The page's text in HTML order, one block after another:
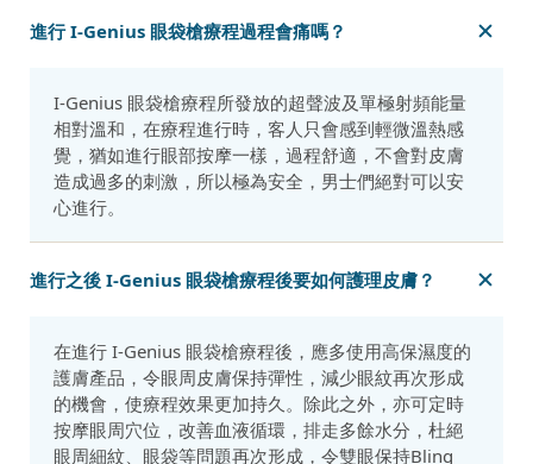
進行 I-Genius 眼袋槍療程過程會痛嗎？
I-Genius 眼袋槍療程所發放的超聲波及單極射頻能量
相對溫和，在療程進行時，客人只會感到輕微溫熱感
覺，猶如進行眼部按摩一樣，過程舒適，不會對皮膚
造成過多的刺激，所以極為安全，男士們絕對可以安
心進行。
進行之後 I-Genius 眼袋槍療程後要如何護理皮膚？
在進行 I-Genius 眼袋槍療程後，應多使用高保濕度的
護膚產品，令眼周皮膚保持彈性，減少眼紋再次形成
的機會，使療程效果更加持久。除此之外，亦可定時
按摩眼周穴位，改善血液循環，排走多餘水分，杜絕
眼周細紋、眼袋等問題再次形成，令雙眼保持Bling